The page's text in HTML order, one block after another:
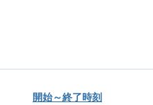
開始～終了時刻